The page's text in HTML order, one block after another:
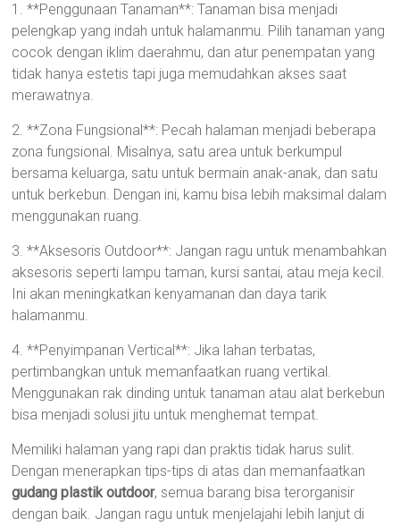
1. **Penggunaan Tanaman**: Tanaman bisa menjadi
pelengkap yang indah untuk halamanmu. Pilih tanaman yang
cocok dengan iklim daerahmu, dan atur penempatan yang
tidak hanya estetis tapi juga memudahkan akses saat
merawatnya.
2. **Zona Fungsional**: Pecah halaman menjadi beberapa
zona fungsional. Misalnya, satu area untuk berkumpul
bersama keluarga, satu untuk bermain anak-anak, dan satu
untuk berkebun. Dengan ini, kamu bisa lebih maksimal dalam
menggunakan ruang.
3. **Aksesoris Outdoor**: Jangan ragu untuk menambahkan
aksesoris seperti lampu taman, kursi santai, atau meja kecil.
Ini akan meningkatkan kenyamanan dan daya tarik
halamanmu.
4. **Penyimpanan Vertical**: Jika lahan terbatas,
pertimbangkan untuk memanfaatkan ruang vertikal.
Menggunakan rak dinding untuk tanaman atau alat berkebun
bisa menjadi solusi jitu untuk menghemat tempat.
Memiliki halaman yang rapi dan praktis tidak harus sulit.
Dengan menerapkan tips-tips di atas dan memanfaatkan
gudang plastik outdoor, semua barang bisa terorganisir
dengan baik. Jangan ragu untuk menjelajahi lebih lanjut di